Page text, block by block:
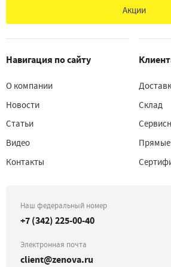
Акции
Навигация по сайту
О компании
Новости
Статьи
Видео
Контакты
Склад
Прямые
Наш федеральный номер
+7 (342) 225-00-40
Электронная почта
client@zenova.ru